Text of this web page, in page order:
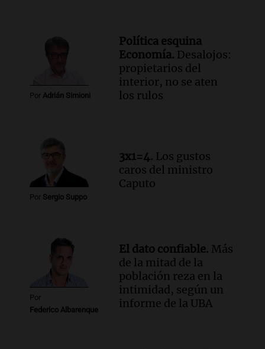
Congreso y evacuación por derrame de
oxígeno en Montecastro
Episodios
Audio.Río Gallegos reporta frío extremo
Panorama Federal
Episodios
Por Adrián Simioni
Política esquina
Economía. Desalojos:
propietarios del
interior, no se aten
los rulos
Por Sergio Suppo
3x1=4. Los gustos
caros del ministro
Caputo
Por
Federico Albarenque
El dato confiable. Más
de la mitad de la
población reza en la
intimidad, según un
informe de la UBA